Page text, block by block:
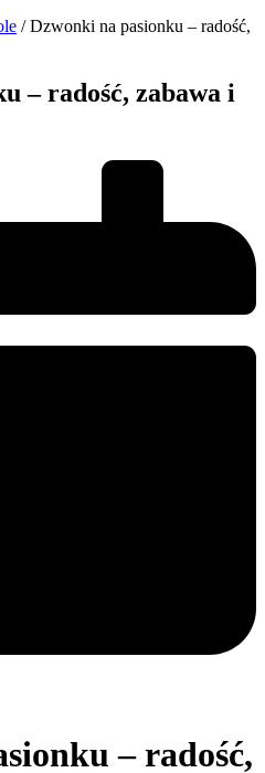
/ Dzwonki na pasionku – radość,
– radość, zabawa i
– radość,